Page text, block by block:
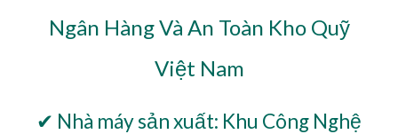
Ngân Hàng Và An Toàn Kho Quỹ
Việt Nam
✔ Nhà máy sản xuất: Khu Công Nghệ